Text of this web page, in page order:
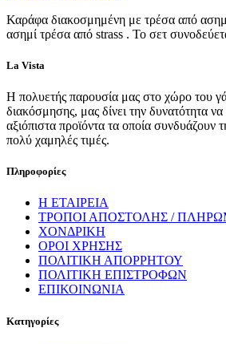
Καράφα διακοσμημένη με τρέσα από
ασημί τρέσα από strass . Το σετ
La Vista
Η πολυετής παρουσία μας στο χώρο του
διακόσμησης, μας δίνει την δυνατότητα
αξιόπιστα προϊόντα τα οποία συνδυάζουν
πολύ χαμηλές τιμές.
Πληροφορίες
Η ΕΤΑΙΡΕΙΑ
ΤΡΟΠΟΙ ΑΠΟΣΤΟΛΗΣ /
ΧΟΝΔΡΙΚΗ
ΟΡΟΙ ΧΡΗΣΗΣ
ΠΟΛΙΤΙΚΗ ΑΠΟΡΡΗΤΟΥ
ΠΟΛΙΤΙΚΗ ΕΠΙΣΤΡΟΦΩΝ
ΕΠΙΚΟΙΝΩΝΙΑ
Κατηγορίες